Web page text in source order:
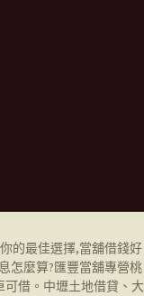
的最佳選擇,當舖借錢好
怎麼算?匯豐當舖專營桃
可借。中壢土地借貸、大